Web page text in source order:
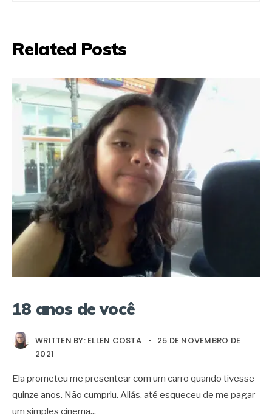
Related Posts
18 anos de você
WRITTEN BY: ELLEN COSTA •
25 DE NOVEMBRO DE
2021
Ela prometeu me presentear com um carro quando tivesse
quinze anos. Não cumpriu. Aliás, até esqueceu de me pagar
um simples cinema...